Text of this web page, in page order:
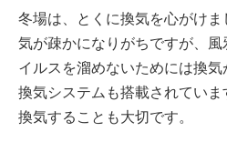
冬場は、とくに換気を心がけ
気が疎かになりがちですが、
イルスを溜めないためには換
換気システムも搭載されてい
換気することも大切です。